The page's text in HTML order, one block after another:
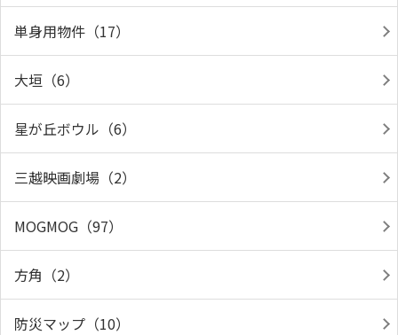
単身用物件（17）
大垣（6）
星が丘ボウル（6）
三越映画劇場（2）
MOGMOG（97）
方角（2）
防災マップ（10）